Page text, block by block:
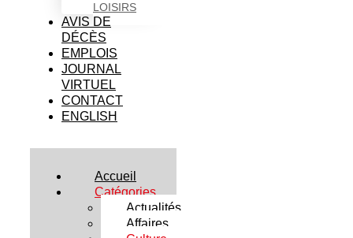
LOISIRS
AVIS DE
DÉCÈS
EMPLOIS
JOURNAL
VIRTUEL
CONTACT
ENGLISH
Accueil
Catégories
Actualités
Affaires